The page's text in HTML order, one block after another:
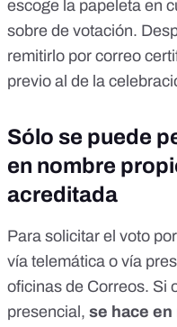
escoge la papeleta en
sobre de votación.
remitirlo por correo
previo al de la
Sólo se puede
en nombre
acreditada
Para solicitar el voto
vía telemática o vía
oficinas de Correos. Si
presencial, se hace